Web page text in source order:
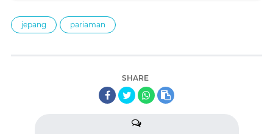
jepang pariaman
SHARE